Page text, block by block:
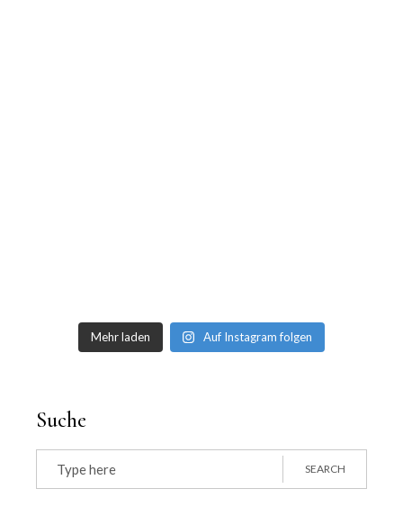
Mehr laden Auf Instagram folgen
Suche
Search
for:
SEARCH